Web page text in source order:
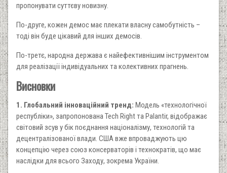
пропонувати суттєву новизну.
По-друге, кожен демос має плекати власну самобутність –
тоді він буде цікавий для інших демосів.
По-третє, народна держава є найефективнішим інструментом
для реалізації індивідуальних та колективних прагнень.
Висновки
1. Глобальний інноваційний тренд: Модель «технологічної
республіки», запропонована Tech Right та Palantir, відображає
світовий зсув у бік поєднання націоналізму, технологій та
децентралізованої влади. США вже впроваджують цю
концепцію через союз консерваторів і технократів, що має
наслідки для всього Заходу, зокрема України.